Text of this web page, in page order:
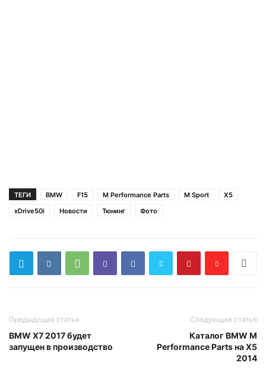
ТЕГИ BMW F15 M Performance Parts M Sport
X5
xDrive50i
Новости Тюнинг Фото
Предыдущая статья
BMW X7 2017 будет
запущен в производство
Следующая статья
Каталог BMW M
Performance Parts на X5
2014